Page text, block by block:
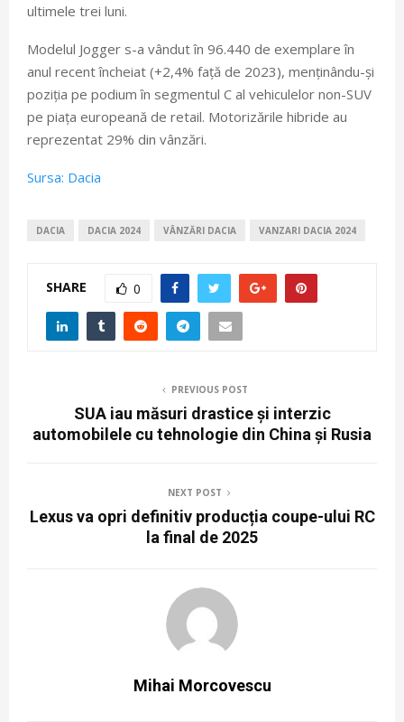
ultimele trei luni.
Modelul Jogger s-a vândut în 96.440 de exemplare în
anul recent încheiat (+2,4% față de 2023), menținându-și
poziția pe podium în segmentul C al vehiculelor non-SUV
pe piața europeană de retail. Motorizările hibride au
reprezentat 29% din vânzări.
Sursa: Dacia
DACIA DACIA 2024 VÂNZĂRI DACIA VANZARI DACIA 2024
SHARE 0
PREVIOUS POST
SUA iau măsuri drastice și interzic
automobilele cu tehnologie din China și Rusia
NEXT POST
Lexus va opri definitiv producția coupe-ului RC
la final de 2025
Mihai Morcovescu